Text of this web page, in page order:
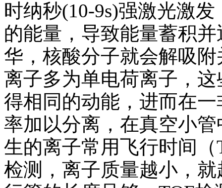
时纳秒(10-9s)强激光激
的能量，导致能量蓄积
华，核酸分子就会解吸
离子多为单电荷离子，
得相同的动能，进而在
率加以分离，在真空小
生的离子常用飞行时间
检测，离子质量越小，